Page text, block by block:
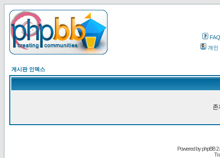
FAQ
개인
게시판 인덱스
존
Powered byphpBB